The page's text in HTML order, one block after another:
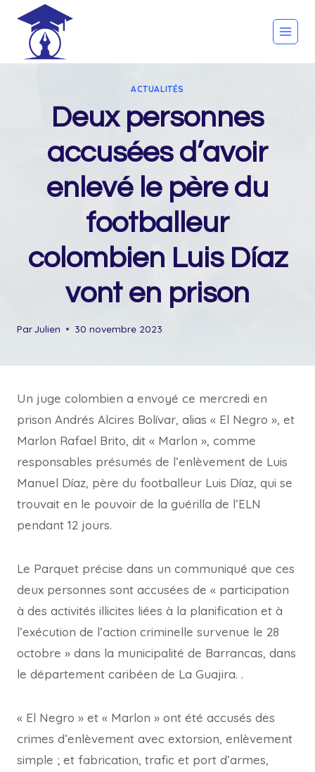
content
ACTUALITÉS
Deux personnes
accusées d’avoir
enlevé le père du
footballeur
colombien Luis Díaz
vont en prison
ParJulien 30 novembre 2023
Un juge colombien a envoyé ce mercredi en
prison Andrés Alcires Bolívar, alias « El Negro », et
Marlon Rafael Brito, dit « Marlon », comme
responsables présumés de l’enlèvement de Luis
Manuel Díaz, père du footballeur Luis Díaz, qui se
trouvait en le pouvoir de la guérilla de l’ELN
pendant 12 jours.
Le Parquet précise dans un communiqué que ces
deux personnes sont accusées de « participation
à des activités illicites liées à la planification et à
l’exécution de l’action criminelle survenue le 28
octobre » dans la municipalité de Barrancas, dans
le département caribéen de La Guajira. .
« El Negro » et « Marlon » ont été accusés des
crimes d’enlèvement avec extorsion, enlèvement
simple ; et fabrication, trafic et port d’armes,